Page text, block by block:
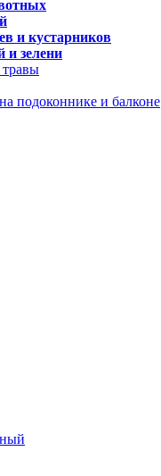
и кустарников
и зелени
подоконнике и балконе